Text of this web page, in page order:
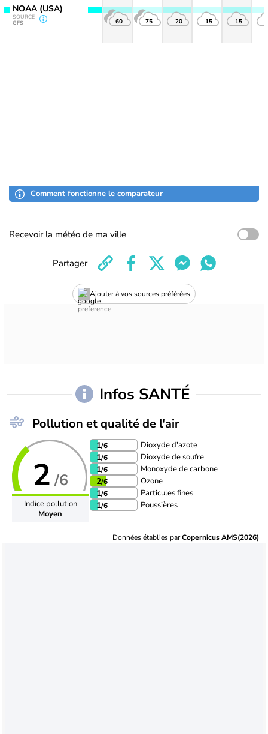
NOAA (USA)
SOURCE
GFS
60 75 20 15 15
Comment fonctionne le comparateur
Recevoir la météo de ma ville
Ajouter à vos sources préférées
Partager
Infos SANTÉ
Pollution et qualité de l'air
2 /6
Indice pollution
Moyen
1/6 Dioxyde d'azote
1/6 Dioxyde de soufre
1/6 Monoxyde de carbone
2/6 Ozone
1/6 Particules fines
1/6 Poussières
Données établies parCopernicus AMS(2026)